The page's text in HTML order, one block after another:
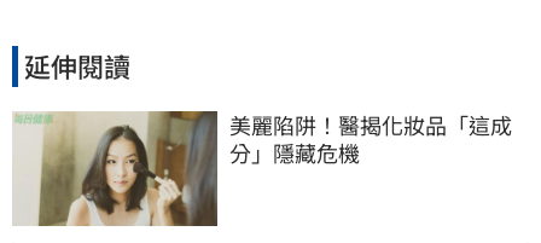
延伸閱讀
美麗陷阱！醫揭化妝品「這成
分」隱藏危機